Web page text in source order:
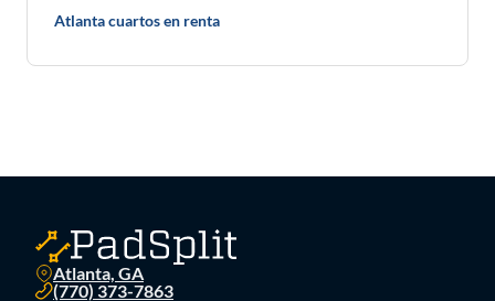
Atlanta cuartos en renta
Atlanta, GA
(770) 373-7863